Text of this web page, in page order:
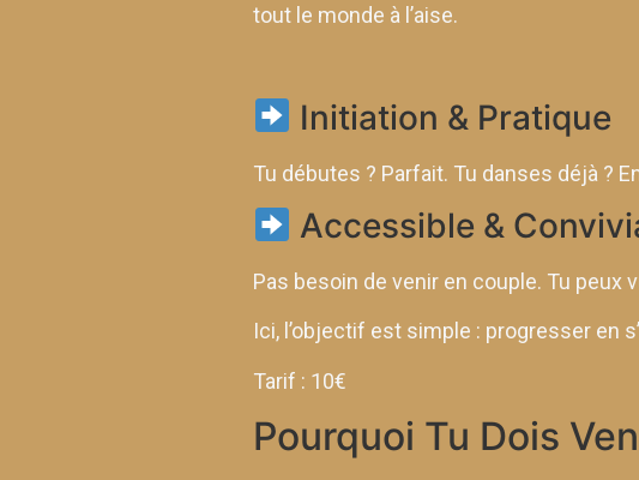
tout le monde à l’aise.
Initiation & Pratique
Tu débutes ? Parfait. Tu danses déjà ?
Accessible &
Pas besoin de venir en couple. Tu
Ici, l’objectif est simple : progresser en
Tarif : 10€
Pourquoi Tu Dois